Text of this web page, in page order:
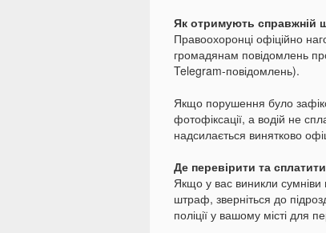
Як отримують справжній
Правоохоронці офіційно
громадянам повідомлень
Telegram-повідомлень).
Якщо порушення було
фотофіксації, а водій не
надсилається винятково
Де перевірити та
Якщо у вас виникли
штраф, зверніться до
поліції у вашому місті для